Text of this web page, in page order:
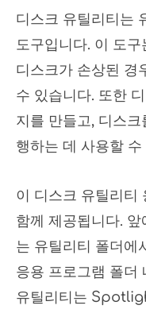
디스크 유틸리티는
도구입니다. 이 도구
디스크가 손상된 경
수 있습니다. 또한
지를 만들고, 디스
행하는 데 사용할 수
이 디스크 유틸리
함께 제공됩니다. 앞
는 유틸리티 폴더에
응용 프로그램 폴더
유틸리티는